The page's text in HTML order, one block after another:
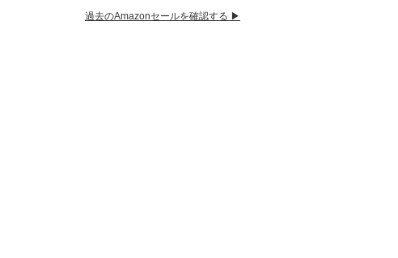
過去のAmazonセールを確認する ▶︎